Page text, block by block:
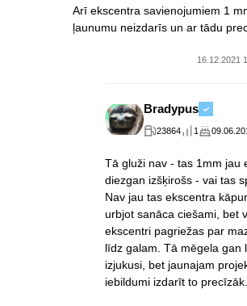
Arī ekscentra savienojumiem 1
ļaunumu neizdarīs un ar tādu
16.12.2021
Bradypus
23864 1
Tā gluži nav - tas 1mm jau
diezgan izšķirošs - vai tas
Nav jau tas ekscentra
urbjot sanāca ciešami, bet
ekscentri pagriežas par
līdz galam. Tā mēgela gan
izjukusi, bet jaunajam
iebildumi izdarīt to precīzāk.